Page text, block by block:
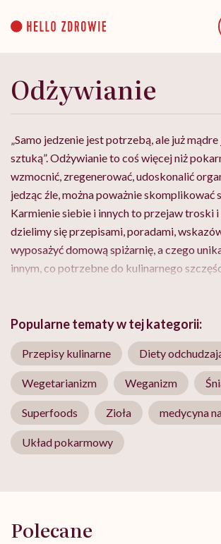
content
Odżywianie
„Samo jedzenie jest potrzebą, ale już
sztuką”. Odżywianie to coś więcej niż
wzmocnić, zregenerować, udoskonalić
jedząc źle, można poważnie skomplikować
Karmienie siebie i innych to przejaw troski
dzielimy się przepisami, poradami,
wyposażyć domową spiżarnię, a czego
innym, co potrzebne do kulinarnego
Popularne tematy w tej kategorii:
Przepisy kulinarne Diety
Wegetarianizm Weganizm
Superfoods Zioła medycyna
Układ pokarmowy
Polecane